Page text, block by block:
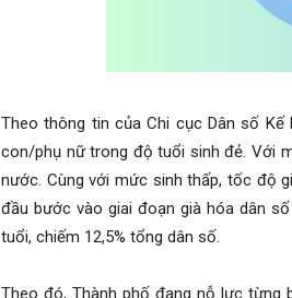
Theo thông tin của Chi cục Dân số
con/phụ nữ trong độ tuổi sinh đẻ. Với
nước. Cùng với mức sinh thấp, tốc độ
đầu bước vào giai đoạn già hóa dân
tuổi, chiếm 12,5% tổng dân số.
Theo đó, Thành phố đang nỗ lực từng